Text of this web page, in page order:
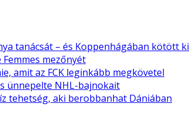
tanácsát – és Koppenhágában kötött ki
mezőnyét
amit az FCK leginkább megkövetel
ünnepelte NHL-bajnokait
tehetség, aki berobbanhat Dániában